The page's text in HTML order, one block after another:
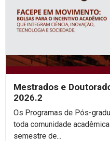
Mestrados e
2026.2
Os Programas de Pós-
toda comunidade
semestre de...